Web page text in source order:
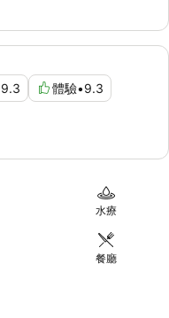
9.3 體驗•9.3
水療
餐廳